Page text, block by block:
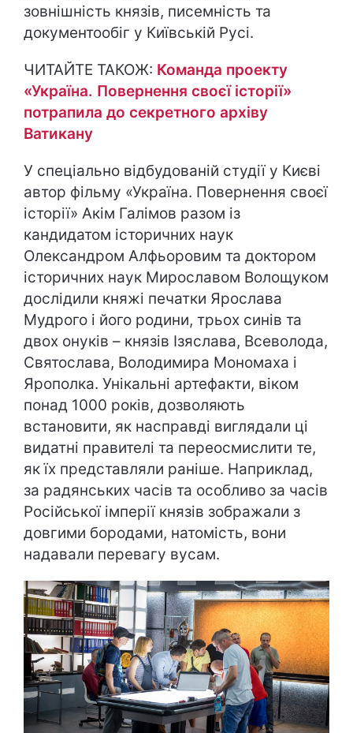
зовнішність князів, писемність та
документообіг у Київській Русі.
ЧИТАЙТЕ ТАКОЖ: Команда проекту
«Україна. Повернення своєї історії»
потрапила до секретного архіву
Ватикану
У спеціально відбудованій студії у Києві
автор фільму «Україна. Повернення своєї
історії» Акім Галімов разом із
кандидатом історичних наук
Олександром Алфьоровим та доктором
історичних наук Мирославом Волощуком
дослідили княжі печатки Ярослава
Мудрого і його родини, трьох синів та
двох онуків – князів Ізяслава, Всеволода,
Святослава, Володимира Мономаха і
Ярополка. Унікальні артефакти, віком
понад 1000 років, дозволяють
встановити, як насправді виглядали ці
видатні правителі та переосмислити те,
як їх представляли раніше. Наприклад,
за радянських часів та особливо за часів
Російської імперії князів зображали з
довгими бородами, натомість, вони
надавали перевагу вусам.